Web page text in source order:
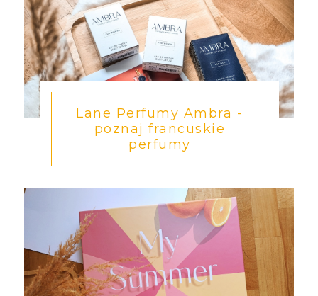
Lane Perfumy Ambra -
poznaj francuskie
perfumy